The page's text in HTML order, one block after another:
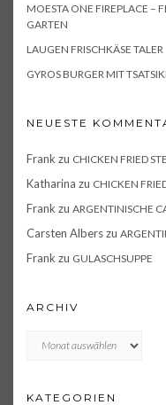
MOESTA ONE FIREPLACE –
GARTEN
LAUGEN FRISCHKÄSE TALER
GYROS BURGER MIT
NEUESTE
Frank zu CHICKEN FRIED
Katharina zu CHICKEN
Frank zu ARGENTINISCHE
Carsten Alberszu
Frank zu GULASCHSUPPE
ARCHIV
KATEGORIEN